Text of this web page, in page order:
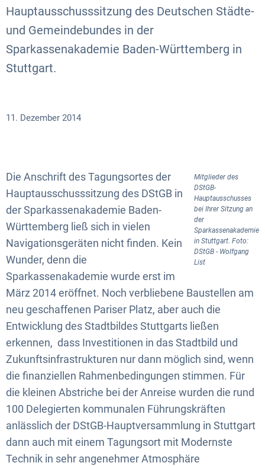
Hauptausschusssitzung des Deutschen Städte-
und Gemeindebundes in der
Sparkassenakademie Baden-Württemberg in
Stuttgart.
11. Dezember 2014
Mitglieder des
DStGB-
Hauptausschusses
bei Ihrer Sitzung an
der
Sparkassenakademie
in Stuttgart. Foto:
DStGB - Wolfgang
List
Die Anschrift des Tagungsortes der
Hauptausschusssitzung des DStGB in
der Sparkassenakademie Baden-
Württemberg ließ sich in vielen
Navigationsgeräten nicht finden. Kein
Wunder, denn die
Sparkassenakademie wurde erst im
März 2014 eröffnet. Noch verbliebene Baustellen am
neu geschaffenen Pariser Platz, aber auch die
Entwicklung des Stadtbildes Stuttgarts ließen
erkennen, dass Investitionen in das Stadtbild und
Zukunftsinfrastrukturen nur dann möglich sind, wenn
die finanziellen Rahmenbedingungen stimmen. Für
die kleinen Abstriche bei der Anreise wurden die rund
100 Delegierten kommunalen Führungskräften
anlässlich der DStGB-Hauptversammlung in Stuttgart
dann auch mit einem Tagungsort mit Modernste
Technik in sehr angenehmer Atmosphäre